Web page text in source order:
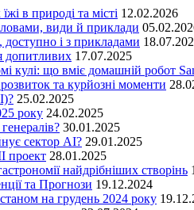
в природі та місті 12.02.2026
види й приклади
і з прикладами
допитливих 17.07.2025
кулі: що вміє домашній робот
та курйозні моменти
25.02.2025
року 24.02.2025
30.01.2025
сектор АІ? 29.01.2025
проект 28.01.2025
найдрібніших створінь
та Прогнози 19.12.2024
на грудень 2024 року